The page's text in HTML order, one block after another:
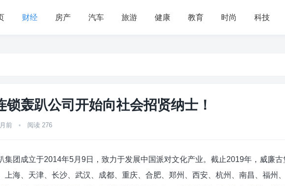
财经 房产 汽车 旅游 健康 教育 时尚 科技
锁轰趴公司开始向社会招贤纳士！
前 • 阅读 276
集团成立于2014年5月9日，致力于发展中国派对文化产业。截止2019年，威廉古
上海、天津、长沙、武汉、成都、重庆、合肥、郑州、西安、杭州、南昌、福州、